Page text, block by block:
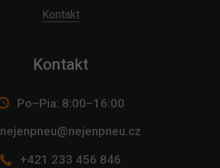
Kontakt
Kontakt
Po–Pia: 8:00–16:00
nejenpneu@nejenpneu.cz
+421 233 456 846